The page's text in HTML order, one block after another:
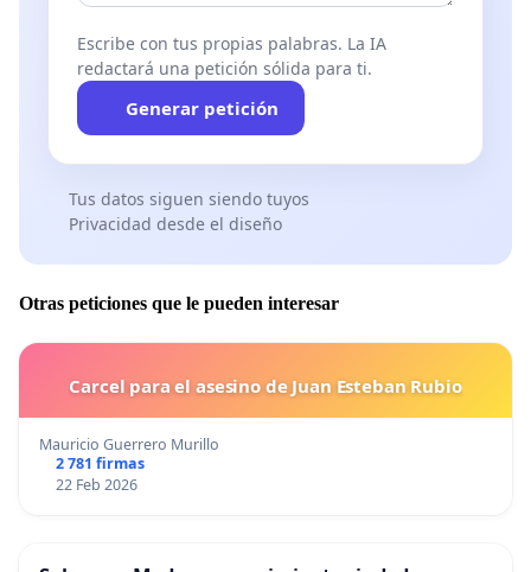
Escribe con tus propias palabras. La IA
redactará una petición sólida para ti.
Generar petición
Tus datos siguen siendo tuyos
Privacidad desde el diseño
Otras peticiones que le pueden interesar
Carcel para el asesino de Juan Esteban Rubio
Mauricio Guerrero Murillo
2 781 firmas
22 Feb 2026